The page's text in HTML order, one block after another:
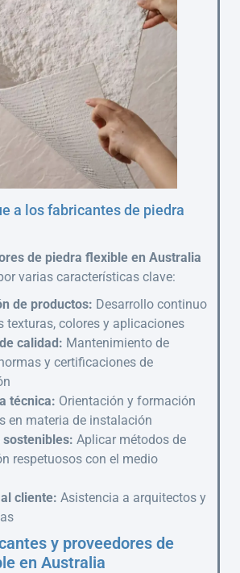
a los fabricantes de piedra
de piedra flexible en Australia
varias características clave:
de productos: Desarrollo continuo
texturas, colores y aplicaciones
calidad: Mantenimiento de
y certificaciones de
técnica: Orientación y formación
en materia de instalación
sostenibles: Aplicar métodos de
respetuosos con el medio
cliente: Asistencia a arquitectos y
y proveedores de
en Australia